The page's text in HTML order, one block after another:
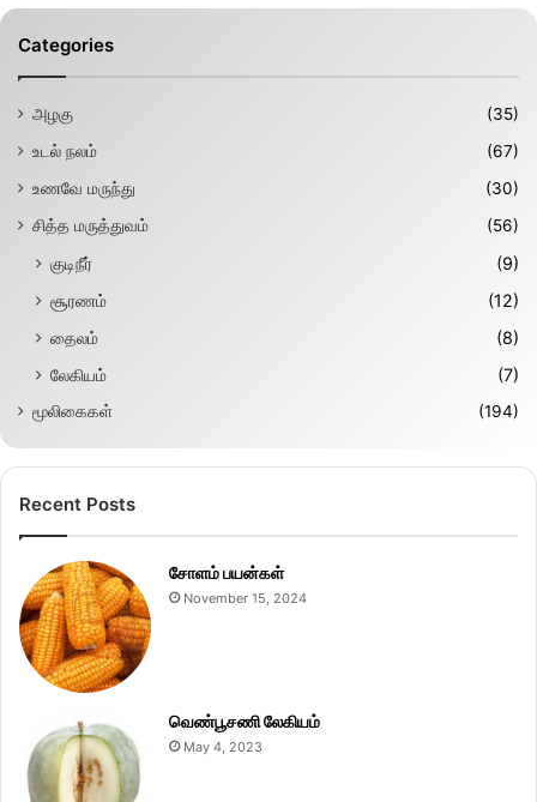
Categories
அழகு
(35)
உடல் நலம்
(67)
உணவே மருந்து
(30)
சித்த மருத்துவம்
(56)
குடிநீர்
(9)
சூரணம்
(12)
தைலம்
(8)
லேகியம்
(7)
மூலிகைகள் (194)
Recent Posts
சோளம் பயன்கள்
November 15, 2024
வெண்பூசணி லேகியம்
May 4, 2023